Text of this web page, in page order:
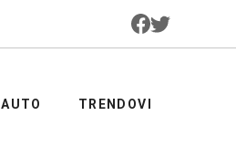
AUTO TRENDOVI